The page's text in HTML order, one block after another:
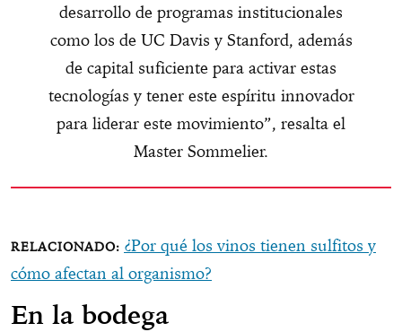
desarrollo de programas institucionales
como los de UC Davis y Stanford, además
de capital suficiente para activar estas
tecnologías y tener este espíritu innovador
para liderar este movimiento”, resalta el
Master Sommelier.
¿Por qué los vinos tienen sulfitos y
cómo afectan al organismo?
En la bodega